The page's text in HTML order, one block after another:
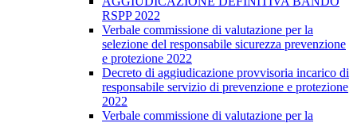
RSPP 2022
Verbale commissione di valutazione per la
selezione del responsabile sicurezza prevenzione
e protezione 2022
Decreto di aggiudicazione provvisoria incarico di
responsabile servizio di prevenzione e protezione
2022
Verbale commissione di valutazione per la